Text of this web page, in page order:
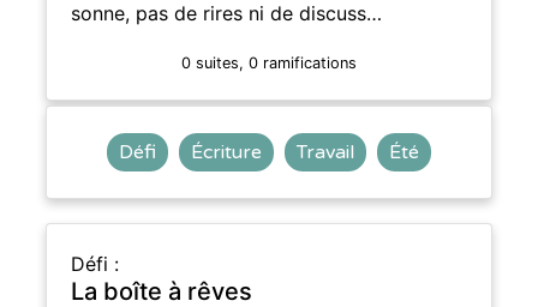
sonne, pas de rires ni de discuss…
0 suites, 0 ramifications
Défi Écriture Travail Été
Défi :
La boîte à rêves